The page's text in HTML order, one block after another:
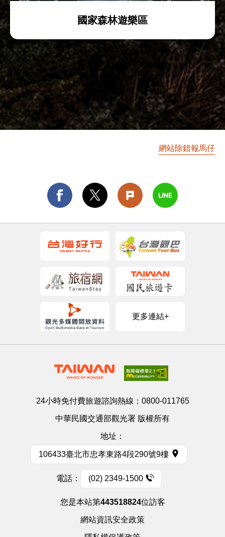
國家森林遊樂區
網站除錯報馬仔
更多連結+
24小時免付費旅遊諮詢熱線： 0800-011765
中華民國交通部觀光署 版權所有
地址：
106433臺北市忠孝東路4段290號9樓
電話： (02) 2349-1500
您是本站第443518824位訪客
網站資訊安全政策